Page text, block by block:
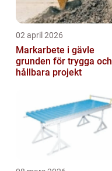
02 april 2026
Markarbete i gävle
grunden för trygga och
hållbara projekt